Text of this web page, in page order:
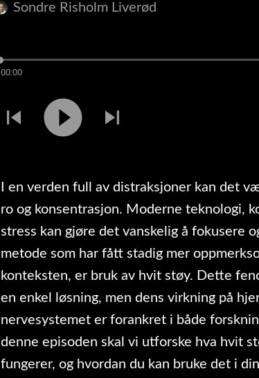
Sondre Risholm Liverød
00:00
I en verden full av distraksjoner kan det
ro og konsentrasjon. Moderne teknologi,
stress kan gjøre det vanskelig å fokusere
metode som har fått stadig mer
konteksten, er bruk av hvit støy. Dette
en enkel løsning, men dens virkning på
nervesystemet er forankret i både
denne episoden skal vi utforske hva hvit
fungerer, og hvordan du kan bruke det i